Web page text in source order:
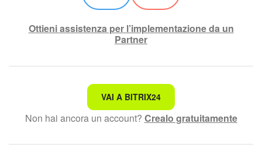
Ottieni assistenza per l’implementazione da un
Partner
Non è quello che sto cercando.
Testo complesso e incomprensibile
Le informazioni sono obsolete.
VAI A BITRIX24
Non hai ancora un account? Crealo gratuitamente